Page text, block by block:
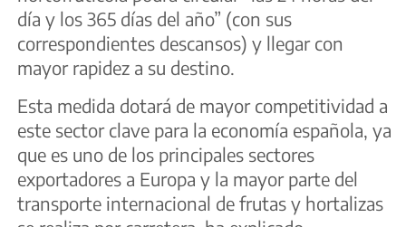
día y los 365 días del año” (con sus
correspondientes descansos) y llegar con
mayor rapidez a su destino.
Esta medida dotará de mayor competitividad a
este sector clave para la economía española, ya
que es uno de los principales sectores
exportadores a Europa y la mayor parte del
transporte internacional de frutas y hortalizas